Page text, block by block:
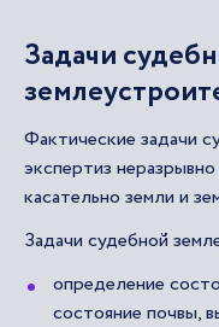
Задачи
Фактические задачи
экспертиз
касательно земли и
Задачи судебной
определение
состояние почвы,